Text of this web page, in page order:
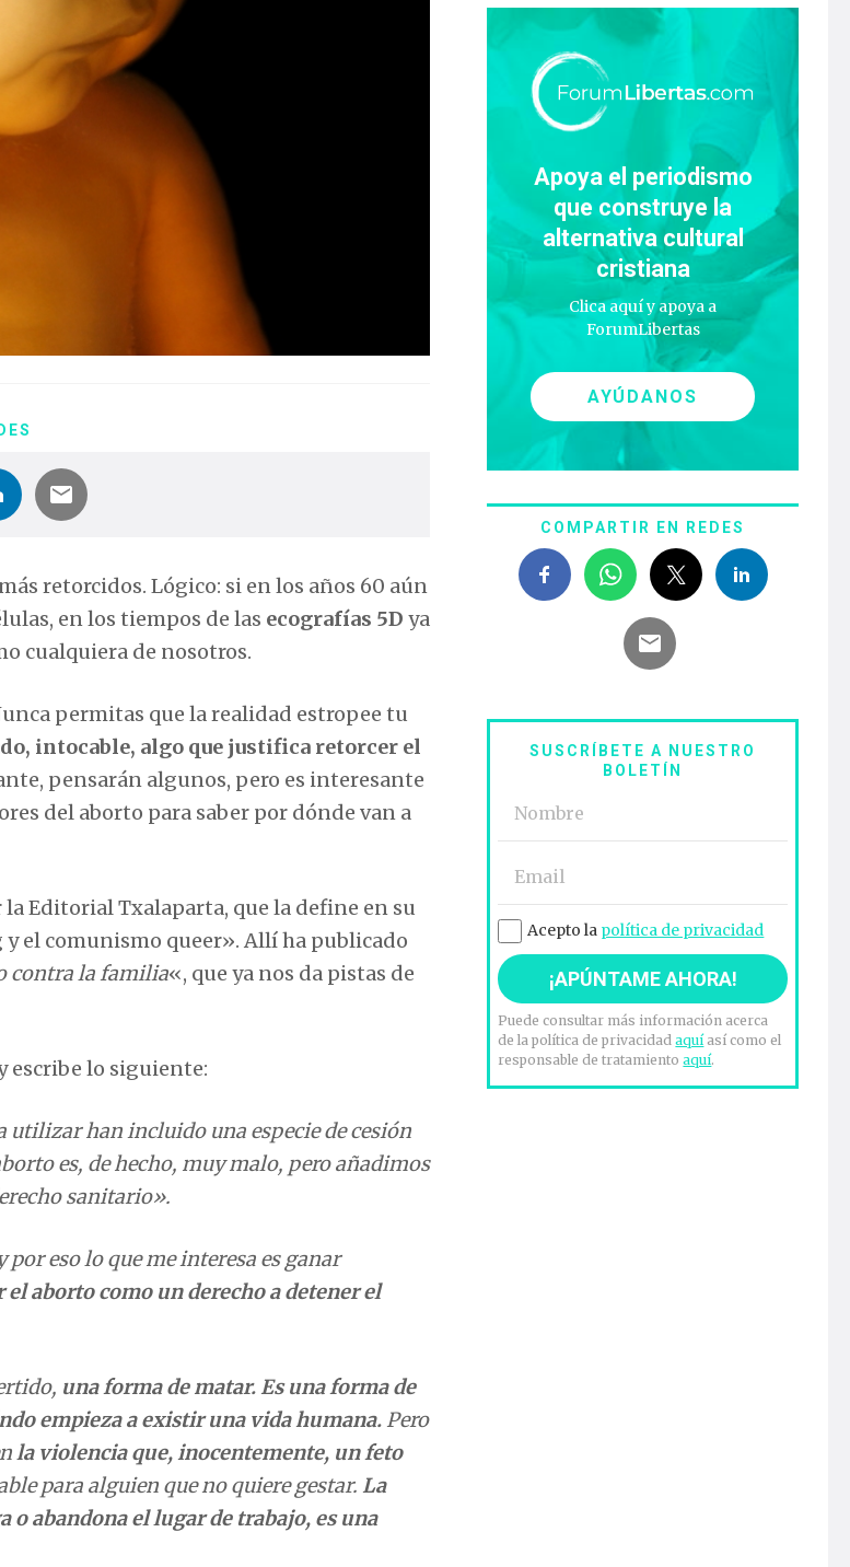
retorcidos. Lógico: si en los años 60 aún
en los tiempos de las ecografías 5D ya
cualquiera de nosotros.
permitas que la realidad estropee tu
intocable, algo que justifica retorcer el
pensarán algunos, pero es interesante
del aborto para saber por dónde van a
la Editorial Txalaparta, que la define en su
el comunismo queer». Allí ha publicado
contra la familia«, que ya nos da pistas de
escribe lo siguiente:
utilizar han incluido una especie de cesión
es, de hecho, muy malo, pero añadimos
sanitario».
eso lo que me interesa es ganar
el aborto como un derecho a detener el
una forma de matar. Es una forma de
empieza a existir una vida humana.Pero
la violencia que, inocentemente, un feto
para alguien que no quiere gestar. La
abandona el lugar de trabajo, es una
Apoya el periodismo
que construye la
alternativa cultural
cristiana
Clica aquí y apoya a
ForumLibertas
AYÚDANOS
COMPARTIR EN REDES
SUSCRÍBETE A NUESTRO
BOLETÍN
Acepto la política de privacidad
Puede consultar más información acerca
de la política de privacidadaquíasí como el
responsable de tratamientoaquí.